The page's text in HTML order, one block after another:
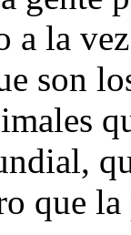
a la
son
que